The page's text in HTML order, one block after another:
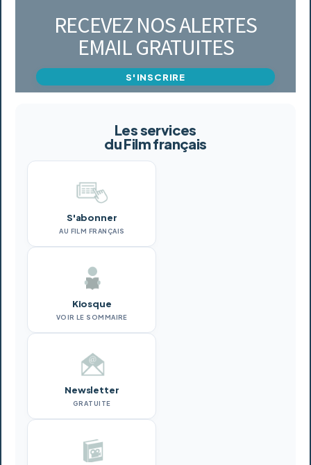
RECEVEZ NOS ALERTES
EMAIL GRATUITES
S'INSCRIRE
Les services
du Film français
S'abonner
AU FILM FRANÇAIS
Kiosque
VOIR LE SOMMAIRE
Newsletter
GRATUITE